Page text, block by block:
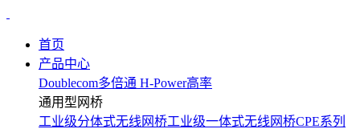
首页
产品中心
Doublecom多倍通 H-Power高率
通用型网桥
工业级分体式无线网桥工业级一体式无线网桥CPE系列